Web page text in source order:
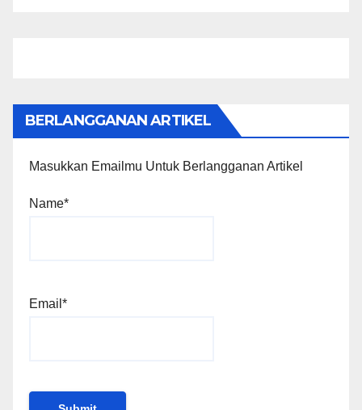
BERLANGGANAN ARTIKEL
Masukkan Emailmu Untuk Berlangganan Artikel
Name*
Email*